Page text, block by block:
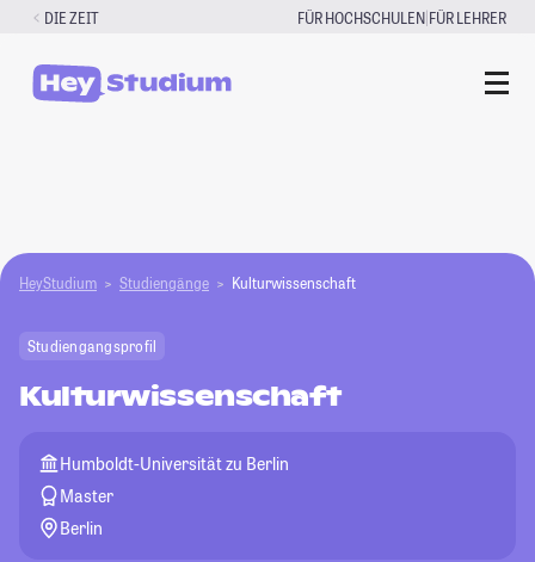
Zum
springen
DIE ZEIT FÜR HOCHSCHULEN|FÜR LEHRER
HeyStudium Studiengänge Kulturwissenschaft
Studiengangsprofil
Kulturwissenschaft
Humboldt-Universität zu Berlin
Master
Berlin